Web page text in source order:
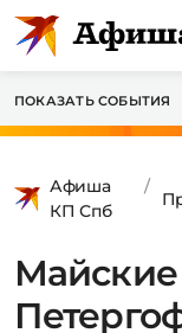
ПОКАЗАТЬ СОБЫТИЯ
Афиша
КП Спб